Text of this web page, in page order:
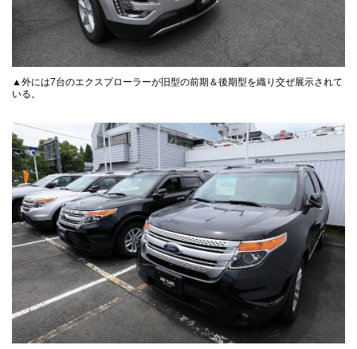
▲外には7台のエクスプローラーが旧型の前期＆後期型を織り交ぜ展示されて
いる。